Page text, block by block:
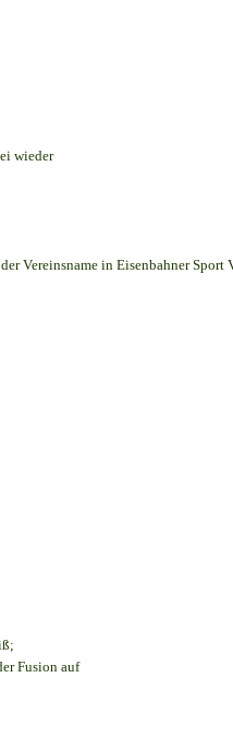
wieder
Vereinsname in Eisenbahner
Fusion auf